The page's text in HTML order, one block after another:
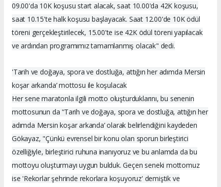
09.00'da 10K koşusu start alacak, saat 10.00'da 42K koşusu,
saat 10.15'te halk koşusu başlayacak. Saat 12.00'de 10K ödül
töreni gerçekleştirilecek, 15.00'te ise 42K ödül töreni yapılacak
ve ardından programımız tamamlanmış olacak" dedi.
'Tarih ve doğaya, spora ve dostluğa, attığın her adımda Mersin
koşar arkanda’ mottosu ile koşulacak
Her sene maratonla ilgili motto oluşturduklarını, bu senenin
mottosunun da '‘Tarih ve doğaya, spora ve dostluğa, attığın her
adımda Mersin koşar arkanda’ olarak belirlendiğini kaydeden
Gökayaz, "Çünkü evrensel bir konu olan sporun birleştirici
özelliğiyle, birleştirici ruhuna inanıyoruz ve bu anlamda da bu
mottoyu oluşturmayı uygun bulduk. Geçen seneki mottomuz
ise 'Rekorlar şehrinde rekorlara koşuyoruz' demiştik ve